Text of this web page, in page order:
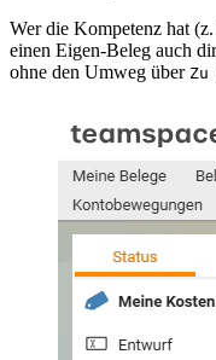
Wer die Kompetenz hat
einen Eigen-Beleg auch
ohne den Umweg über